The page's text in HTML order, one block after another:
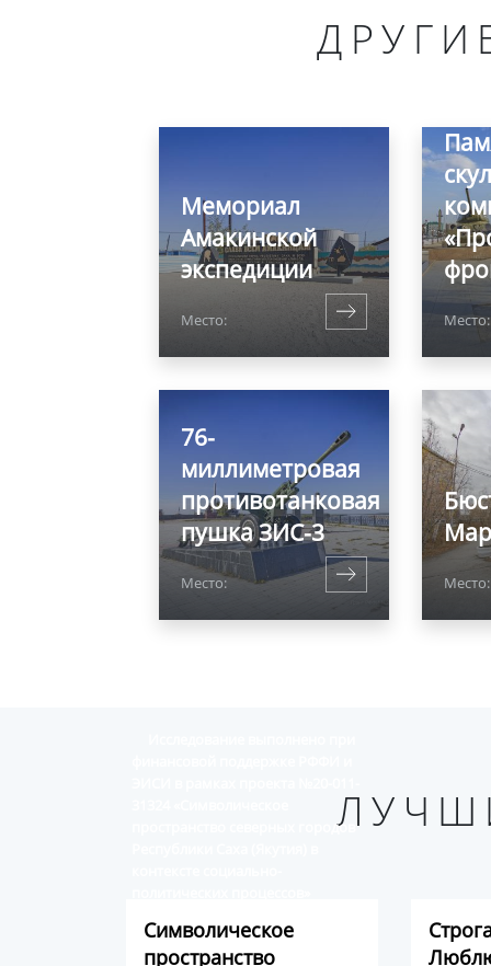
Мемориал
Амакинской
экспедиции
Место: Место:
76-
миллиметровая
противотанковая
пушка ЗИС-3
Место: Место:
Символическое
пространство
пространство северных городов